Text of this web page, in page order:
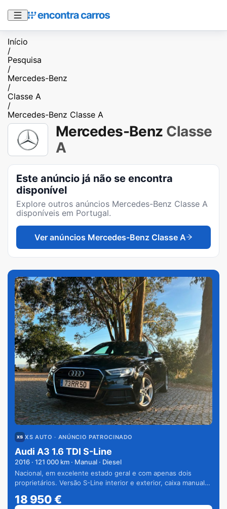
Início
/
Pesquisa
/
Mercedes-Benz
/
Classe A
/
Mercedes-Benz Classe A
Mercedes-Benz Classe
A
Este anúncio já não se encontra
disponível
Explore outros anúncios Mercedes-Benz Classe A
disponíveis em Portugal.
Ver anúncios Mercedes-Benz Classe A
XS AUTO · ANÚNCIO PATROCINADO
Audi A3 1.6 TDI S-Line
2016 · 121 000 km · Manual · Diesel
Nacional, em excelente estado geral e com apenas dois
proprietários. Versão S-Line interior e exterior, caixa manual
18 950€